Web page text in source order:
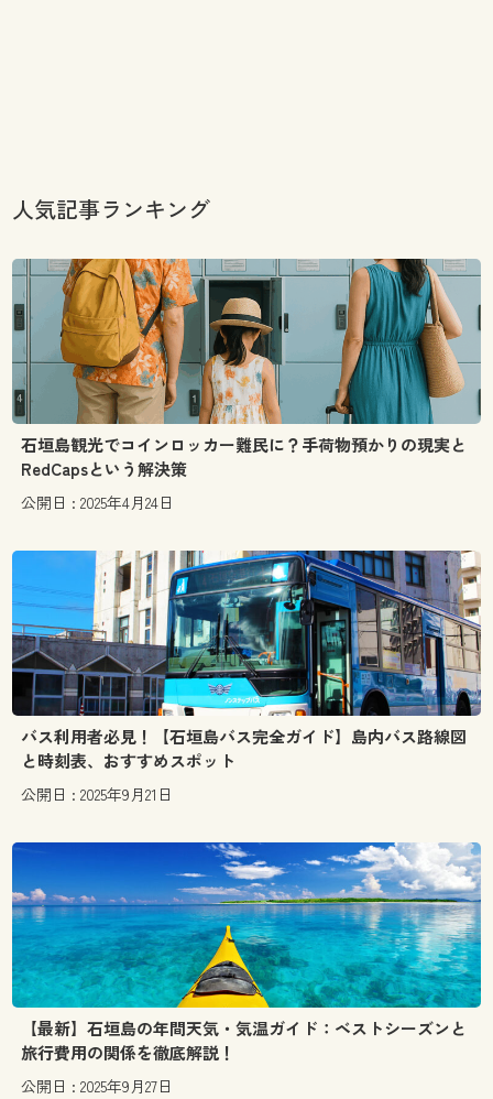
人気記事ランキング
石垣島観光でコインロッカー難民に？手荷物預かりの現実と
RedCapsという解決策
公開日 : 2025年4月24日
バス利用者必見！【石垣島バス完全ガイド】島内バス路線図
と時刻表、おすすめスポット
公開日 : 2025年9月21日
【最新】石垣島の年間天気・気温ガイド：ベストシーズンと
旅行費用の関係を徹底解説！
公開日 : 2025年9月27日